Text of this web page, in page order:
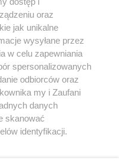
ewoluowała w
wersję. Pekin nie
sobie czas na
nad irańskim
być przygotowani.
oraz
jak unikalne
wysyłane przez
w celu zapewniania
spersonalizowanych
odbiorców oraz
my i Zaufani
danych
skanować
identyfikacji.